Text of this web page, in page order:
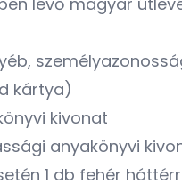
kártya)
kivonat
anyakönyvi
1 db fehér